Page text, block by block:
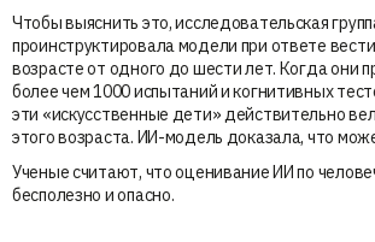
Чтобы выяснить это, исследовательская
проинструктировала модели при ответе
возрасте от одного до шести лет. Когда они
более чем 1000 испытаний и когнитивных
эти «искусственные дети» действительно
этого возраста. ИИ-модель доказала, что
Ученые считают, что оценивание ИИ по
бесполезно и опасно.